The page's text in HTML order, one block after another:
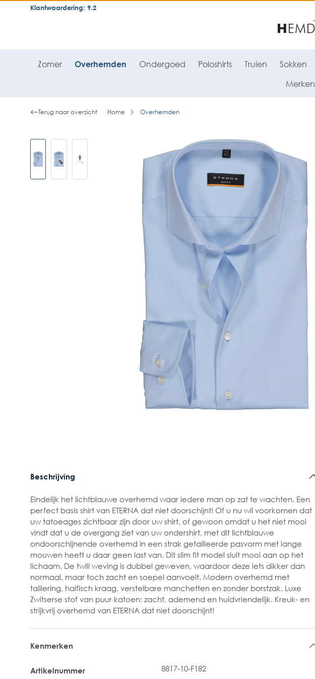
general.skipToNavigation
Klantwaardering: 9.2
Zomer Overhemden Ondergoed Poloshirts Truien Sokken
Merken
Terug naar overzicht Home Overhemden
Beschrijving
Eindelijk het lichtblauwe overhemd waar iedere man op zat te wachten. Een
perfect basis shirt van ETERNA dat niet doorschijnt! Of u nu wil voorkomen dat
uw tatoeages zichtbaar zijn door uw shirt, of gewoon omdat u het niet mooi
vindt dat u de overgang ziet van uw ondershirt, met dit lichtblauwe
ondoorschijnende overhemd in een strak getailleerde pasvorm met lange
mouwen heeft u daar geen last van. Dit slim fit model sluit mooi aan op het
lichaam. De twill weving is dubbel geweven, waardoor deze iets dikker dan
normaal, maar toch zacht en soepel aanvoelt. Modern overhemd met
taillering, haifisch kraag, verstelbare manchetten en zonder borstzak. Luxe
Zwitserse stof van puur katoen: zacht, ademend en huidvriendelijk. Kreuk- en
strijkvrij overhemd van ETERNA dat niet doorschijnt!
Kenmerken
Artikelnummer 8817-10-F182